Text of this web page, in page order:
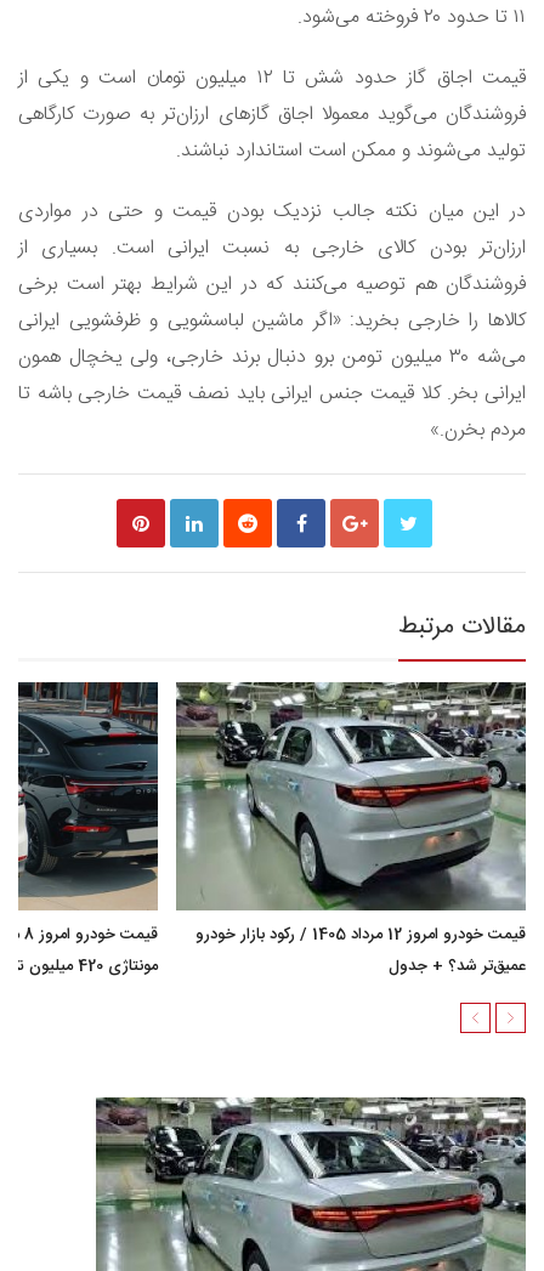
۱۱ تا حدود ۲۰ فروخته می‌شود.
قیمت اجاق گاز حدود شش تا ۱۲ میلیون تومان است و یکی از
فروشندگان می‌گوید معمولا اجاق گازهای ارزان‌تر به صورت کارگاهی
تولید می‌شوند و ممکن است استاندارد نباشند.
در این میان نکته جالب نزدیک بودن قیمت و حتی در مواردی
ارزان‌تر بودن کالای خارجی به نسبت ایرانی است. بسیاری از
فروشندگان هم توصیه می‌کنند که در این شرایط بهتر است برخی
کالاها را خارجی بخرید: «اگر ماشین لباسشویی و ظرفشویی ایرانی
می‌شه ۳۰ میلیون تومن برو دنبال برند خارجی، ولی یخچال همون
ایرانی بخر. کلا قیمت جنس ایرانی باید نصف قیمت خارجی باشه تا
مردم بخرن.»
مقالات مرتبط
قیمت خودرو امروز 12 مرداد 1405 / رکود بازار خودرو
عمیق‌تر شد؟ + جدول
مونتاژی 420 میلیون تومان گران شد؟ + جدول